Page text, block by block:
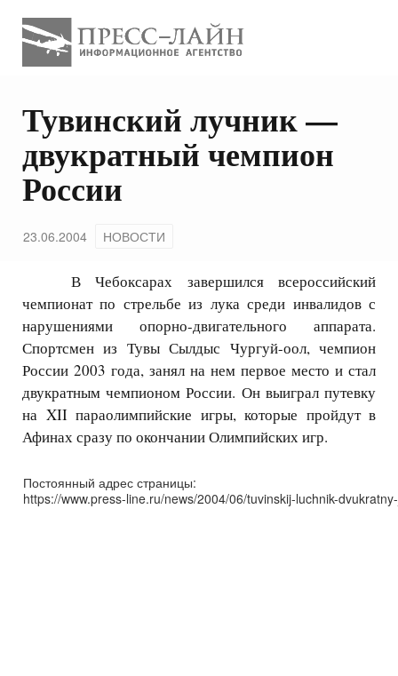
Тувинский лучник —
двукратный чемпион
России
23.06.2004 НОВОСТИ
В Чебоксарах завершился всероссийский
чемпионат по стрельбе из лука среди инвалидов с
нарушениями опорно-двигательного аппарата.
Спортсмен из Тувы Сылдыс Чургуй-оол, чемпион
России 2003 года, занял на нем первое место и стал
двукратным чемпионом России. Он выиграл путевку
на XII параолимпийские игры, которые пройдут в
Афинах сразу по окончании Олимпийских игр.
Постоянный адрес страницы:
https://www.press-line.ru/news/2004/06/tuvinskij-luchnik-